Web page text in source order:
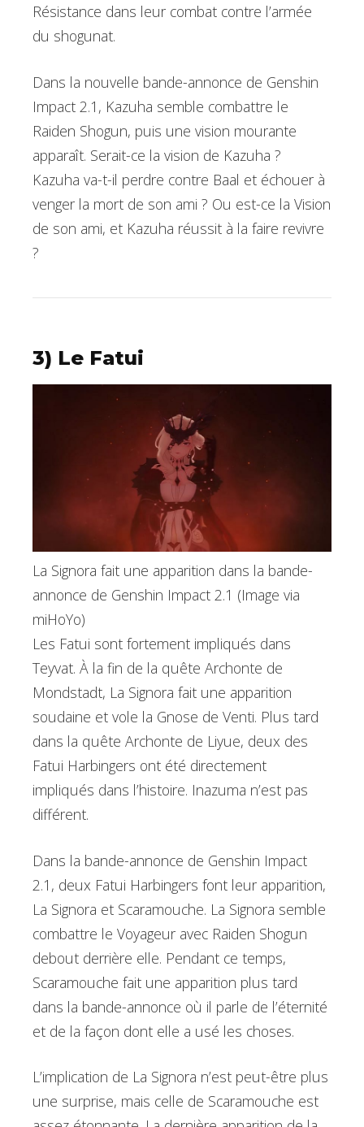
Résistance dans leur combat contre l’armée
du shogunat.
Dans la nouvelle bande-annonce de Genshin
Impact 2.1, Kazuha semble combattre le
Raiden Shogun, puis une vision mourante
apparaît. Serait-ce la vision de Kazuha ?
Kazuha va-t-il perdre contre Baal et échouer à
venger la mort de son ami ? Ou est-ce la Vision
de son ami, et Kazuha réussit à la faire revivre
?
3) Le Fatui
La Signora fait une apparition dans la bande-
annonce de Genshin Impact 2.1 (Image via
miHoYo)
Les Fatui sont fortement impliqués dans
Teyvat. À la fin de la quête Archonte de
Mondstadt, La Signora fait une apparition
soudaine et vole la Gnose de Venti. Plus tard
dans la quête Archonte de Liyue, deux des
Fatui Harbingers ont été directement
impliqués dans l’histoire. Inazuma n’est pas
différent.
Dans la bande-annonce de Genshin Impact
2.1, deux Fatui Harbingers font leur apparition,
La Signora et Scaramouche. La Signora semble
combattre le Voyageur avec Raiden Shogun
debout derrière elle. Pendant ce temps,
Scaramouche fait une apparition plus tard
dans la bande-annonce où il parle de l’éternité
et de la façon dont elle a usé les choses.
L’implication de La Signora n’est peut-être plus
une surprise, mais celle de Scaramouche est